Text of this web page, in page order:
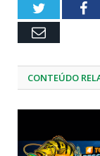
Twitter
Email
CONTEÚDO